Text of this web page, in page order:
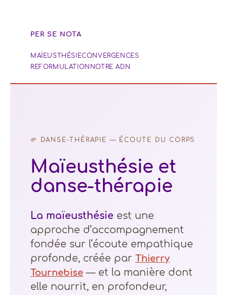
PER SE NOTA
MAÏEUSTHÉSIECONVERGENCES
REFORMULATION NOTRE ADN
🌱 DANSE-THÉRAPIE — ÉCOUTE DU CORPS
Maïeusthésie et
danse-thérapie
La maïeusthésie est une
approche d’accompagnement
fondée sur l’écoute empathique
profonde, créée parThierry
Tournebise — et la manière dont
elle nourrit, en profondeur,